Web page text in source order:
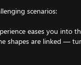
scenarios:
eases you into
shapes are linked —